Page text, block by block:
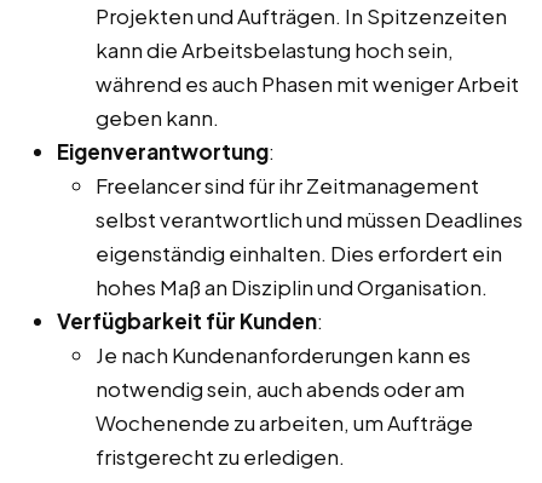
Projekten und Aufträgen. In Spitzenzeiten
kann die Arbeitsbelastung hoch sein,
während es auch Phasen mit weniger Arbeit
geben kann.
Eigenverantwortung:
Freelancer sind für ihr Zeitmanagement
selbst verantwortlich und müssen Deadlines
eigenständig einhalten. Dies erfordert ein
hohes Maß an Disziplin und Organisation.
Verfügbarkeit für Kunden:
Je nach Kundenanforderungen kann es
notwendig sein, auch abends oder am
Wochenende zu arbeiten, um Aufträge
fristgerecht zu erledigen.